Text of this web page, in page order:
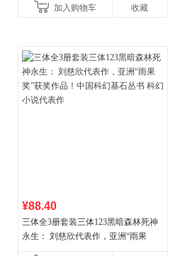
加入购物车 收藏
¥88.40
三体全3册套装三体123黑暗森林死神
永生： 刘慈欣代表作，亚洲“雨果